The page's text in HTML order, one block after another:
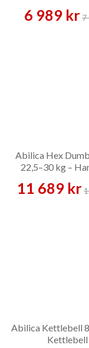
6 989 kr7
Abilica Hex
22,5–30 kg –
11 689 kr
Abilica Kettlebell
Kettlebell